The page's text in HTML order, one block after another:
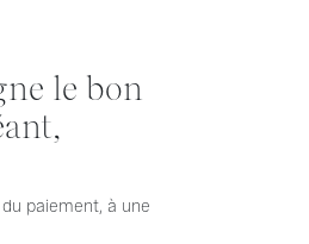
le bon
paiement, à une